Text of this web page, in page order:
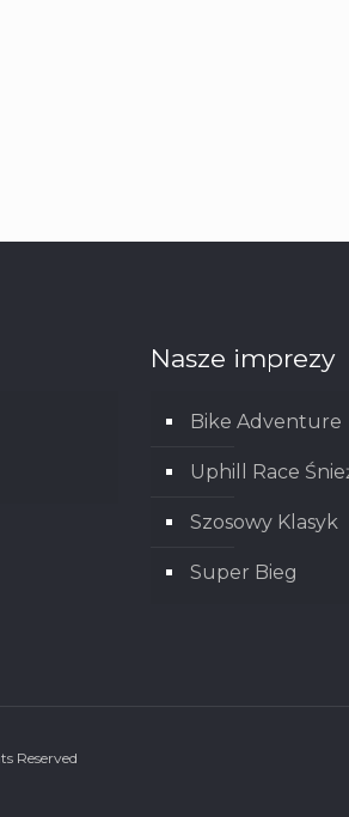
Nasze imprezy
Bike Adventure
Uphill Race
Szosowy Klasyk
Super Bieg
Reserved